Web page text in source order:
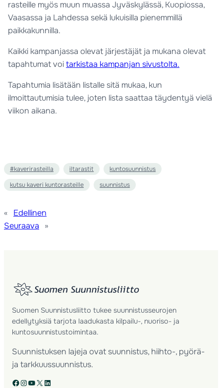
rasteille myös muun muassa Jyväskylässä, Kuopiossa,
Vaasassa ja Lahdessa sekä lukuisilla pienemmillä
paikkakunnilla.
Kaikki kampanjassa olevat järjestäjät ja mukana olevat
tapahtumat voitarkistaa kampanjan sivustolta.
Tapahtumia lisätään listalle sitä mukaa, kun
ilmoittautumisia tulee, joten lista saattaa täydentyä vielä
viikon aikana.
#kaverirasteilla iltarastit kuntosuunnistus
kutsu kaveri kuntorasteille suunnistus
«
Edellinen
Seuraava
»
Suomen Suunnistusliitto tukee suunnistusseurojen
edellytyksiä tarjota laadukasta kilpailu-, nuoriso- ja
kuntosuunnistustoimintaa.
Suunnistuksen lajeja ovat suunnistus, hiihto-, pyörä-
ja tarkkuussuunnistus.
Facebook Instagram YouTube X LinkedIn